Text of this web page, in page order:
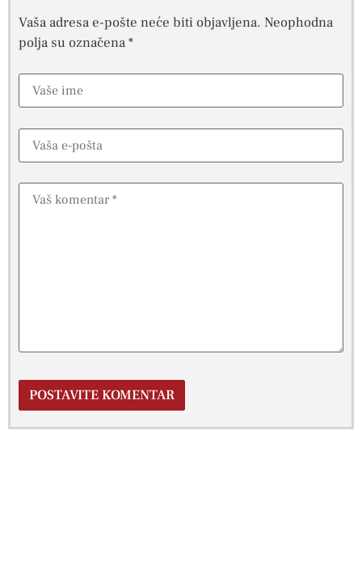
Vaša adresa e-pošte neće biti objavljena. Neophodna
polja su označena*